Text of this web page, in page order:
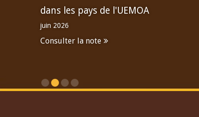
dans les pays de l'UEMOA
juin 2026
Consulter la note